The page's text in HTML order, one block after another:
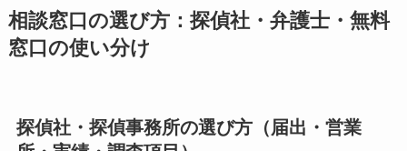
相談窓口の選び方：探偵社・弁護士・無料
窓口の使い分け
探偵社・探偵事務所の選び方（届出・営業